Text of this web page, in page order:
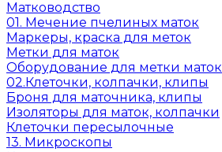
Матководство
01. Мечение пчелиных маток
Маркеры, краска для меток
Метки для маток
Оборудование для метки маток
02.Клеточки, колпачки, клипы
Броня для маточника, клипы
Изоляторы для маток, колпачки
Клеточки пересылочные
13. Микроскопы